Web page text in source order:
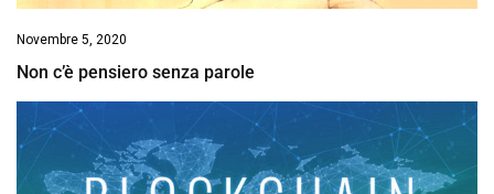
Novembre 5, 2020
Non c’è pensiero senza parole